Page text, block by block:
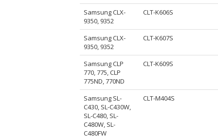
Samsung CLX-
9350, 9352
CLT-K606S
Samsung CLX-
9350, 9352
CLT-K607S
Samsung CLP
770, 775, CLP
775ND, 770ND
CLT-K609S
Samsung SL-
C430, SL-C430W,
SL-C480, SL-
C480W, SL-
C480FW
CLT-M404S